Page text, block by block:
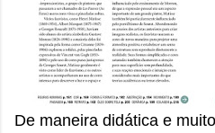
De maneira didática e